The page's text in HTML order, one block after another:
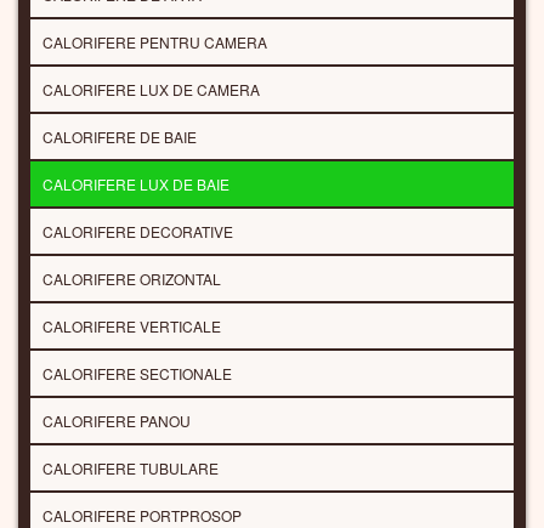
CALORIFERE PENTRU CAMERA
CALORIFERE LUX DE CAMERA
CALORIFERE DE BAIE
CALORIFERE LUX DE BAIE
CALORIFERE DECORATIVE
CALORIFERE ORIZONTAL
CALORIFERE VERTICALE
CALORIFERE SECTIONALE
CALORIFERE PANOU
CALORIFERE TUBULARE
CALORIFERE PORTPROSOP